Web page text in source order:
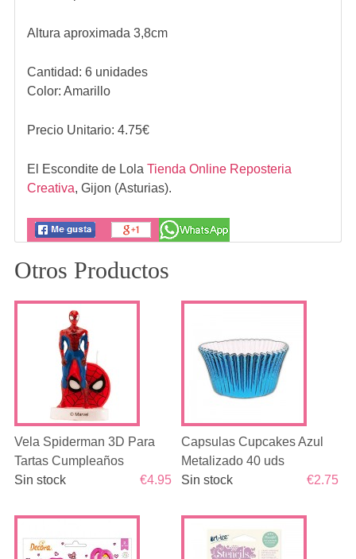
Altura aproximada 3,8cm
Cantidad: 6 unidades
Color: Amarillo
Precio Unitario: 4.75€
El Escondite de Lola Tienda Online Reposteria
Creativa, Gijon (Asturias).
Otros Productos
Vela Spiderman 3D Para
Tartas Cumpleaños
€4.95
Sin stock
Capsulas Cupcakes Azul
Metalizado 40 uds
€2.75
Sin stock